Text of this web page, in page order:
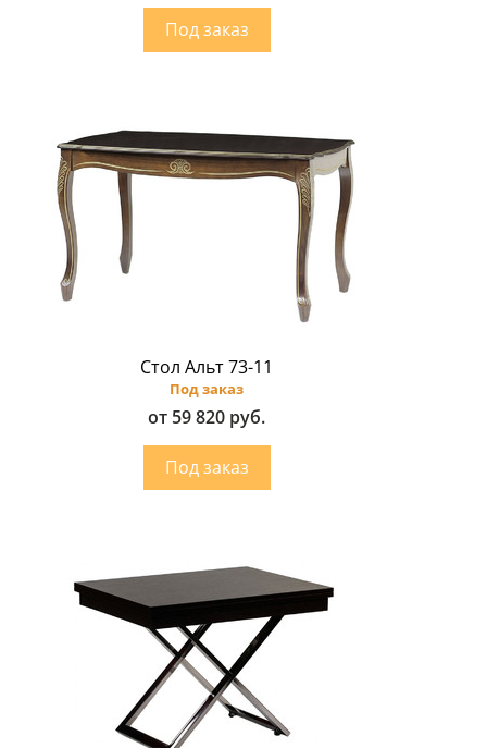
Стол Альт 73-11
Под заказ
от 59 820 руб.